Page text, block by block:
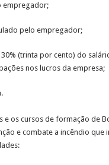
empregador;
pelo empregador;
(trinta por cento) do
nos lucros da empresa;
e os cursos de formação de
e combate a incêndio que